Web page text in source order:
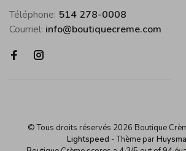
Téléphone: 514 278-0008
Courriel: info@boutiquecreme.com
© Tous droits réservés 2026 Boutique
Lightspeed - Thème par